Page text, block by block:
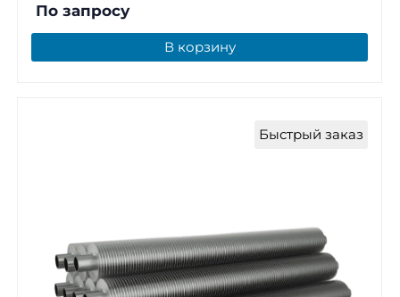
По запросу
В корзину
Быстрый заказ